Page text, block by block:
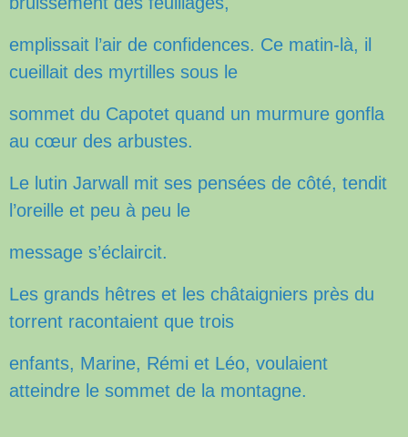
emplissait l’air de confidences. Ce matin-là, il
cueillait des myrtilles sous le
sommet du Capotet quand un murmure gonfla
au cœur des arbustes.
Le lutin Jarwall mit ses pensées de côté, tendit
l’oreille et peu à peu le
message s’éclaircit.
Les grands hêtres et les châtaigniers près du
torrent racontaient que trois
enfants, Marine, Rémi et Léo, voulaient
atteindre le sommet de la montagne.